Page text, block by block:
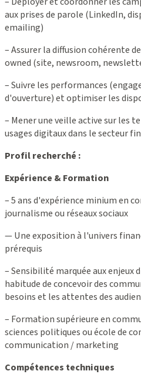
aux prises de parole (LinkedIn,
emailing)
– Assurer la diffusion cohérente
owned (site, newsroom,
– Suivre les performances
d'ouverture) et optimiser les
– Mener une veille active sur les
usages digitaux dans le secteur
Profil recherché :
Expérience & Formation
– 5 ans d'expérience minium en
journalisme ou réseaux sociaux
— Une exposition à l'univers
prérequis
– Sensibilité marquée aux enjeux
habitude de concevoir des
besoins et les attentes des
– Formation supérieure en
sciences politiques ou école de
communication / marketing
Compétences techniques